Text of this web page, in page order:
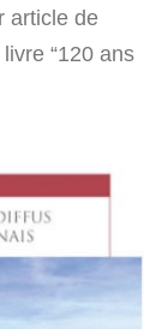
article de
“120 ans